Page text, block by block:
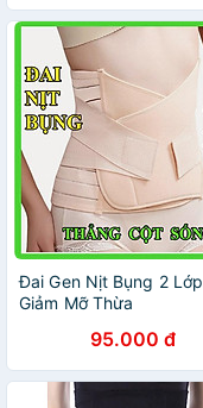
Đai Gen Nịt Bụng 2 Lớp
Giảm Mỡ Thừa
95.000 đ